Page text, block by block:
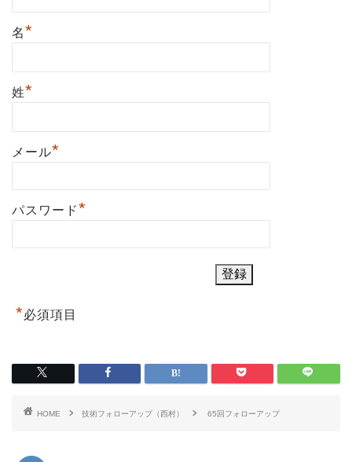
名*
姓*
メール*
パスワード*
*必須項目
HOME 技術フォローアップ（西村） 65回フォローアップ